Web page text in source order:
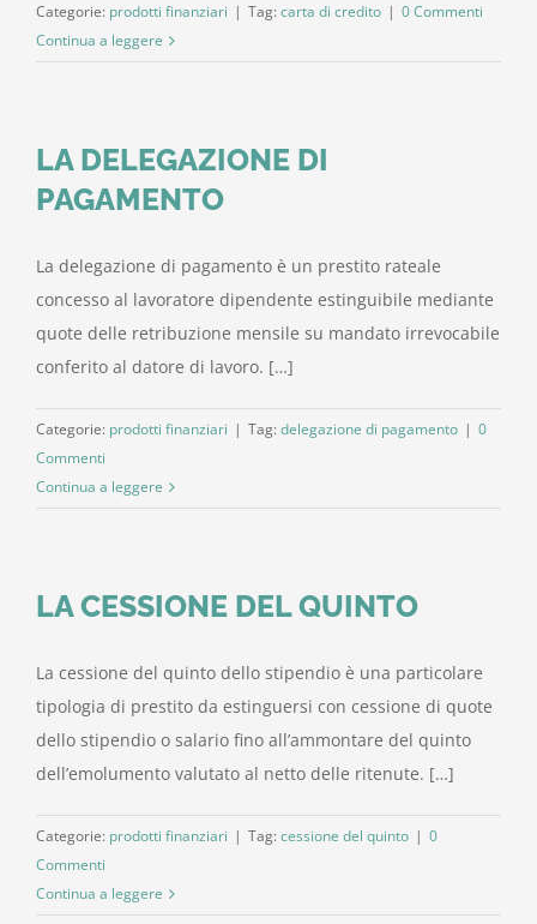
Categorie: prodotti finanziari | Tag: carta di credito | 0 Commenti
Continua a leggere
LA DELEGAZIONE DI
PAGAMENTO
La delegazione di pagamento è un prestito rateale
concesso al lavoratore dipendente estinguibile mediante
quote delle retribuzione mensile su mandato irrevocabile
conferito al datore di lavoro. […]
Categorie: prodotti finanziari | Tag: delegazione di pagamento | 0
Commenti
Continua a leggere
LA CESSIONE DEL QUINTO
La cessione del quinto dello stipendio è una particolare
tipologia di prestito da estinguersi con cessione di quote
dello stipendio o salario fino all’ammontare del quinto
dell’emolumento valutato al netto delle ritenute. […]
Categorie: prodotti finanziari | Tag: cessione del quinto | 0
Commenti
Continua a leggere